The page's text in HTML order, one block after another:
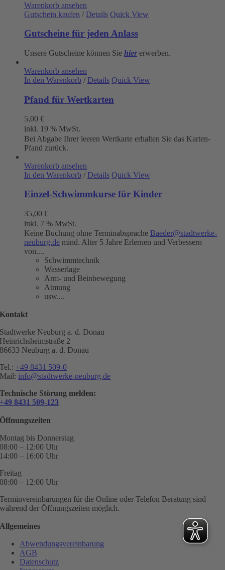
Warenkorb ansehen
Gutschein kaufen / Details Quick View
Gutscheine für jeden Anlass
Unsere Gutscheine können Sie hier erwerben.
Warenkorb ansehen
In den Warenkorb / Details Quick View
Pfand für Wertkarten
5,00 €
inkl. 19 % MwSt.
Bei Abgabe Ihrer leeren Wertkarte erhalten Sie das Karten-
Pfand zurück.
Warenkorb ansehen
In den Warenkorb / Details Quick View
Einzel-Schwimmkurse für Kinder
35,00 €
inkl. 7 % MwSt.
Keine Buchung ohne Terminabsprache Baeder@stadtwerke-
neuburg.de mind. Alter 5 Jahre Erlernen und Verbessern
von....
Schwimmtechnik
Wasserlage
Arm- und Beinbewegung
Atmung
usw....
Kontakt
Stadtwerke Neuburg a. d. Donau
Heinrichsheimstraße 2
86633 Neuburg a. d. Donau
Tel.: +49 8431 509-0
Mail: info@stadtwerke-neuburg.de
Technische Störung melden:
+49 8431 509-123
Öffnungszeiten
Montag bis Donnerstag
08:00 – 12:00 Uhr
14:00 – 16:00 Uhr
Freitag
08:00 – 12:00 Uhr
Terminvereinbarungen für die Online oder Telefon Beratung sind
während der Öffnungszeiten möglich.
Allgemeines
Abwendungsvereinbarung
AGB
Datenschutz